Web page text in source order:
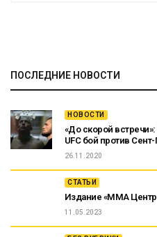
ПОСЛЕДНИЕ НОВОСТИ
НОВОСТИ
«До скорой
UFC бой против
26.11.2020
СТАТЬИ
Издание «ММА
11.05.2023